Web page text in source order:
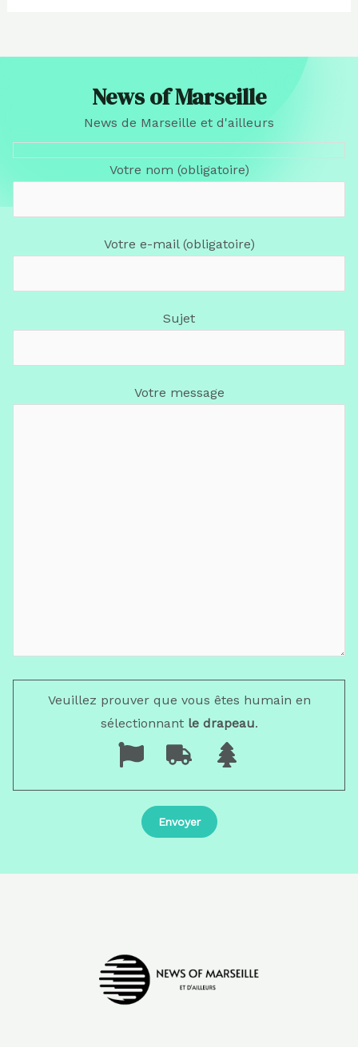
News of Marseille
News de Marseille et d'ailleurs
Votre nom (obligatoire)
Votre e-mail (obligatoire)
Sujet
Votre message
Veuillez prouver que vous êtes humain en
sélectionnantle drapeau.